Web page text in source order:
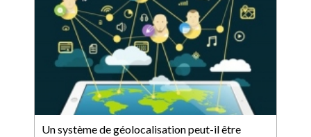
Un système de géolocalisation peut-il être